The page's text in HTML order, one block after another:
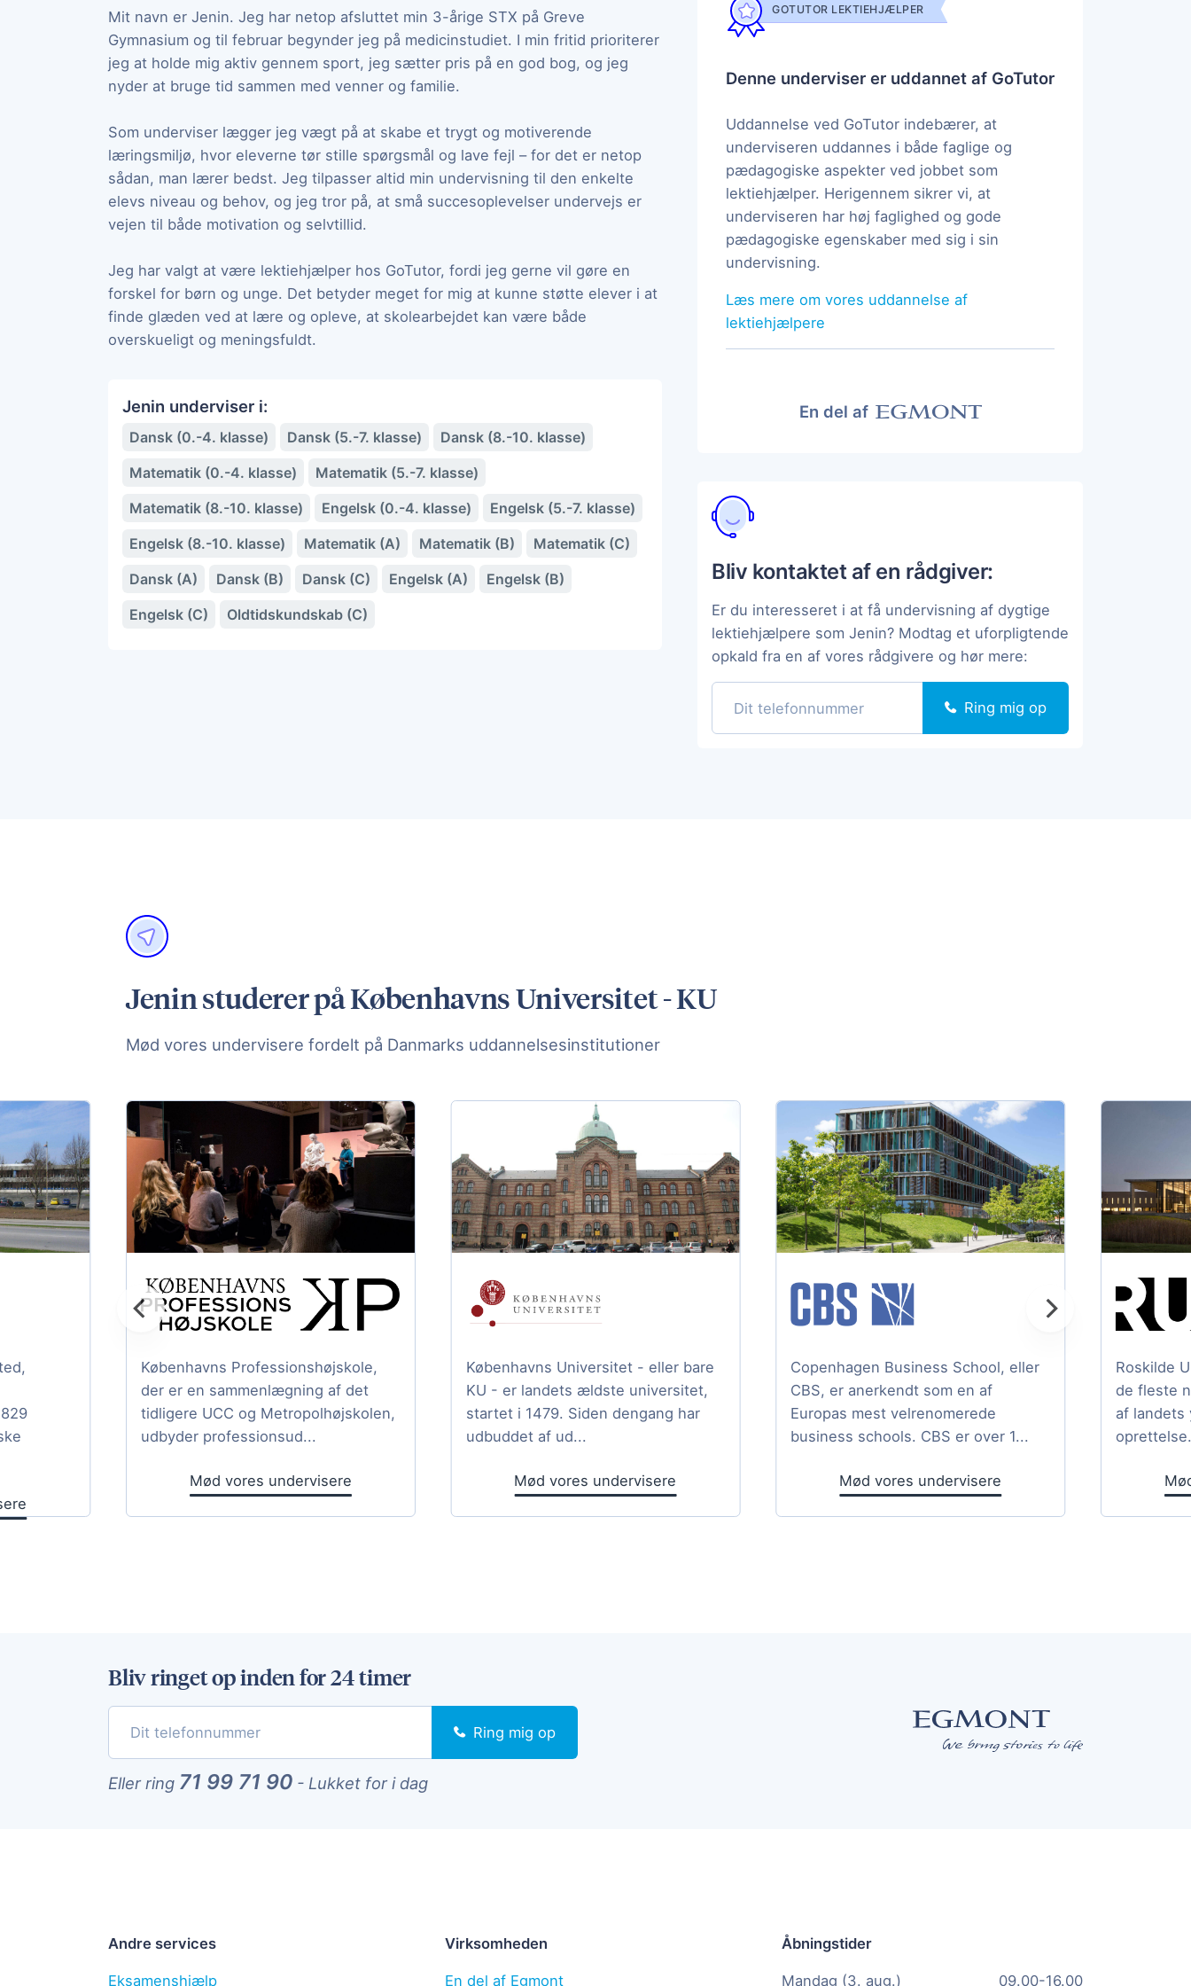
Mit navn er Jenin. Jeg har netop afsluttet min 3-årige STX på Greve
Gymnasium og til februar begynder jeg på medicinstudiet. I min fritid prioriterer
jeg at holde mig aktiv gennem sport, jeg sætter pris på en god bog, og jeg
nyder at bruge tid sammen med venner og familie.
Som underviser lægger jeg vægt på at skabe et trygt og motiverende
læringsmiljø, hvor eleverne tør stille spørgsmål og lave fejl – for det er netop
sådan, man lærer bedst. Jeg tilpasser altid min undervisning til den enkelte
elevs niveau og behov, og jeg tror på, at små succesoplevelser undervejs er
vejen til både motivation og selvtillid.
Jeg har valgt at være lektiehjælper hos GoTutor, fordi jeg gerne vil gøre en
forskel for børn og unge. Det betyder meget for mig at kunne støtte elever i at
finde glæden ved at lære og opleve, at skolearbejdet kan være både
overskueligt og meningsfuldt.
Jenin underviser i:
Dansk (0.-4. klasse) Dansk (5.-7. klasse)
Dansk (8.-10. klasse)
Matematik (0.-4. klasse)
Matematik (5.-7. klasse)
Matematik (8.-10. klasse)
Engelsk (0.-4. klasse)
Engelsk (5.-7. klasse)
Engelsk (8.-10. klasse)
Matematik (A) Matematik (B)
Matematik (C)
Dansk (A)
Dansk (B) Dansk (C) Engelsk (A)
Engelsk (B)
Engelsk (C)
Oldtidskundskab (C)
GOTUTOR LEKTIEHJÆLPER
Denne underviser er uddannet af GoTutor
Uddannelse ved GoTutor indebærer, at
underviseren uddannes i både faglige og
pædagogiske aspekter ved jobbet som
lektiehjælper. Herigennem sikrer vi, at
underviseren har høj faglighed og gode
pædagogiske egenskaber med sig i sin
undervisning.
Læs mere om vores uddannelse af
lektiehjælpere
En del af
Bliv kontaktet af en rådgiver:
Er du interesseret i at få undervisning af dygtige
lektiehjælpere som Jenin? Modtag et uforpligtende
opkald fra en af vores rådgivere og hør mere:
Ring mig op
Jenin studerer på Københavns Universitet - KU
Mød vores undervisere fordelt på Danmarks uddannelsesinstitutioner
Københavns Universitet - eller bare
KU - er landets ældste universitet,
startet i 1479. Siden dengang har
udbuddet af ud...
Mød vores undervisere
Copenhagen Business School, eller
CBS, er anerkendt som en af
Europas mest velrenomerede
business schools. CBS er over 1...
Mød vores undervisere
Roskilde
de fleste
af landets
Københavns Professionshøjskole,
der er en sammenlægning af det
tidligere UCC og Metropolhøjskolen,
udbyder professionsud...
Mød vores undervisere
Bliv ringet op inden for 24 timer
Ring mig op
Eller ring 71 99 71 90 - Lukket for i dag
Andre services
Eksamenshjælp
Virksomheden
En del af Egmont
Åbningstider
Mandag (3. aug.) 09.00-16.00